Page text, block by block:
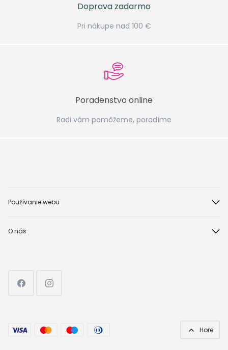
Doprava zadarmo
Pri nákupe nad 100 €
Poradenstvo online
Radi vám pomôžeme, poradíme
Používanie webu
O nás
Hore